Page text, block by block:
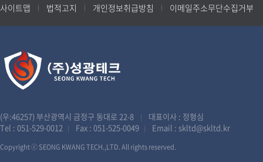
사이트맵 법적고지 개인정보취급방침 이메일주소무단수집거부
(우:46257) 부산광역시 금정구 동대로 22-8 |
대표이사 : 정형심
Tel : 051-529-0012 | Fax : 051-525-0049 | Email : skltd@skltd.kr
Copyright ⓒ SEONG KWANG TECH.,LTD. All rights reserved.